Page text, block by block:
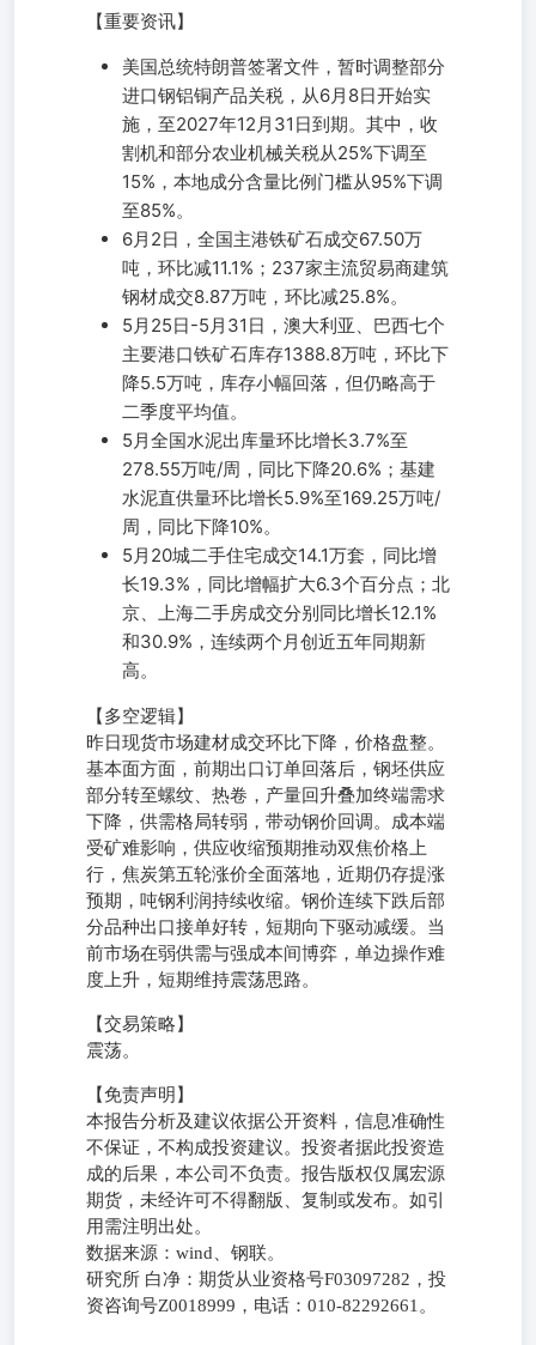
【重要资讯】
美国总统特朗普签署文件，暂时调整部分
进口钢铝铜产品关税，从6月8日开始实
施，至2027年12月31日到期。其中，收
割机和部分农业机械关税从25%下调至
15%，本地成分含量比例门槛从95%下调
至85%。
6月2日，全国主港铁矿石成交67.50万
吨，环比减11.1%；237家主流贸易商建筑
钢材成交8.87万吨，环比减25.8%。
5月25日-5月31日，澳大利亚、巴西七个
主要港口铁矿石库存1388.8万吨，环比下
降5.5万吨，库存小幅回落，但仍略高于
二季度平均值。
5月全国水泥出库量环比增长3.7%至
278.55万吨/周，同比下降20.6%；基建
水泥直供量环比增长5.9%至169.25万吨/
周，同比下降10%。
5月20城二手住宅成交14.1万套，同比增
长19.3%，同比增幅扩大6.3个百分点；北
京、上海二手房成交分别同比增长12.1%
和30.9%，连续两个月创近五年同期新
高。
【多空逻辑】
昨日现货市场建材成交环比下降，价格盘整。
基本面方面，前期出口订单回落后，钢坯供应
部分转至螺纹、热卷，产量回升叠加终端需求
下降，供需格局转弱，带动钢价回调。成本端
受矿难影响，供应收缩预期推动双焦价格上
行，焦炭第五轮涨价全面落地，近期仍存提涨
预期，吨钢利润持续收缩。钢价连续下跌后部
分品种出口接单好转，短期向下驱动减缓。当
前市场在弱供需与强成本间博弈，单边操作难
度上升，短期维持震荡思路。
【交易策略】
震荡。
【免责声明】
本报告分析及建议依据公开资料，信息准确性
不保证，不构成投资建议。投资者据此投资造
成的后果，本公司不负责。报告版权仅属宏源
期货，未经许可不得翻版、复制或发布。如引
用需注明出处。
数据来源：wind、钢联。
研究所 白净：期货从业资格号F03097282，投
资咨询号Z0018999，电话：010-82292661。